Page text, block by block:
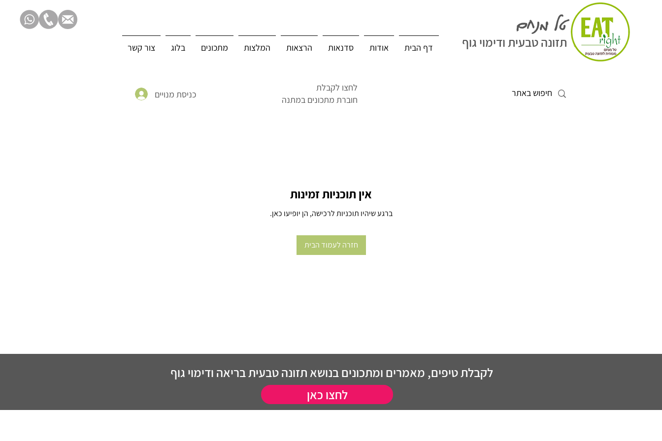
כניסת מנויים
דף הבית אודות סדנאות הרצאות המלצות מתכונים בלוג צור קשר
טל מנחם
תזונה טבעית ודימוי גוף
לחצו לקבלת
חוברת מתכונים במתנה
אין תוכניות זמינות
ברגע שיהיו תוכניות לרכישה, הן יופיעו כאן.
חזרה לעמוד הבית
לקבלת טיפים, מאמרים ומתכונים בנושא תזונה טבעית בריאה ודימוי גוף
לחצו כאן